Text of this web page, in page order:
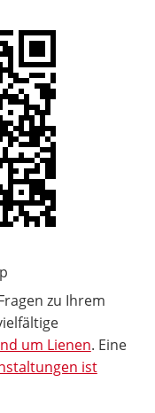
zu Ihrem
um Lienen. Eine
ist